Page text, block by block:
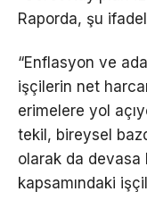
Raporda, şu
“Enflasyon ve
işçilerin net
erimelere yol
tekil, bireysel
olarak da devasa
kapsamındaki